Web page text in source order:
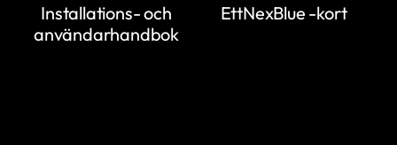
Installations- och
användarhandbok
EttNexBlue -kort